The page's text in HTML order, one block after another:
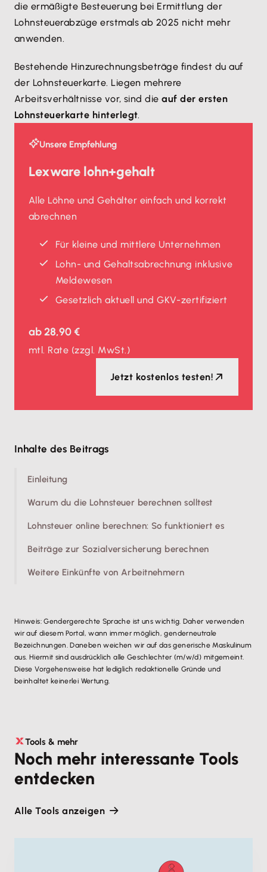
die ermäßigte Besteuerung bei Ermittlung der
Lohnsteuerabzüge erstmals ab 2025 nicht mehr
anwenden.
Bestehende Hinzurechnungsbeträge findest du auf
der Lohnsteuerkarte. Liegen mehrere
Arbeitsverhältnisse vor, sind dieauf der ersten
Lohnsteuerkarte hinterlegt.
Unsere Empfehlung
Lexware lohn+gehalt
Alle Löhne und Gehälter einfach und korrekt
abrechnen
Für kleine und mittlere Unternehmen
Lohn- und Gehaltsabrechnung inklusive
Meldewesen
Gesetzlich aktuell und GKV-zertifiziert
ab28,90 €
mtl. Rate (zzgl. MwSt.)
Jetzt kostenlos testen!
Inhalte des Beitrags
Einleitung
Warum du die Lohnsteuer berechnen solltest
Lohnsteuer online berechnen: So funktioniert es
Beiträge zur Sozialversicherung berechnen
Weitere Einkünfte von Arbeitnehmern
Hinweis: Gendergerechte Sprache ist uns wichtig. Daher verwenden
wir auf diesem Portal, wann immer möglich, genderneutrale
Bezeichnungen. Daneben weichen wir auf das generische Maskulinum
aus. Hiermit sind ausdrücklich alle Geschlechter (m/w/d) mitgemeint.
Diese Vorgehensweise hat lediglich redaktionelle Gründe und
beinhaltet keinerlei Wertung.
Tools & mehr
Noch mehr interessante Tools
entdecken
Alle Tools anzeigen